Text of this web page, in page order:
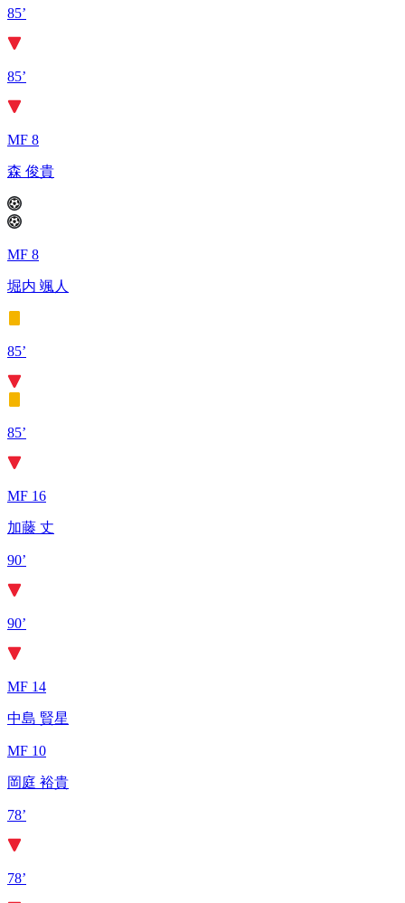
85’
85’
MF 8
森 俊貴
MF 8
堀内 颯人
85’
85’
MF 16
加藤 丈
90’
90’
MF 14
中島 賢星
MF 10
岡庭 裕貴
78’
78’